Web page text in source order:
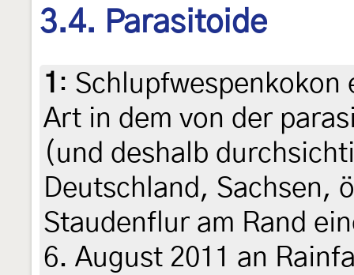
3.4. Parasitoide
1 : Schlupfwespenkokon
Art in dem von der
(und deshalb
Deutschland, Sachsen,
Staudenflur am Rand
6. August 2011 an